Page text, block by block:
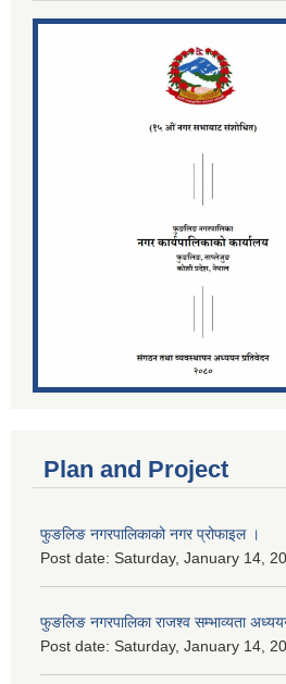
Plan and Project
फुङलिङ नगरपालिकाको नगर प्रोफाइल ।
Post date: Saturday, January 14,
फुङलिङ नगरपालिका राजश्व सम्भाव्यता
Post date: Saturday, January 14,